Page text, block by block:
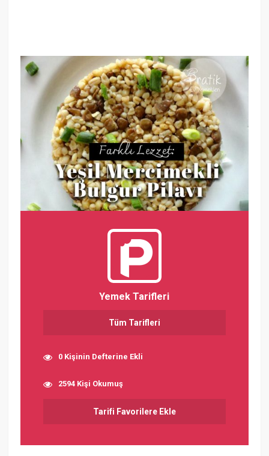
Yemek Tarifleri
Tüm Tarifleri
0 Kişinin Defterine Ekli
2594 Kişi Okumuş
Tarifi Favorilere Ekle